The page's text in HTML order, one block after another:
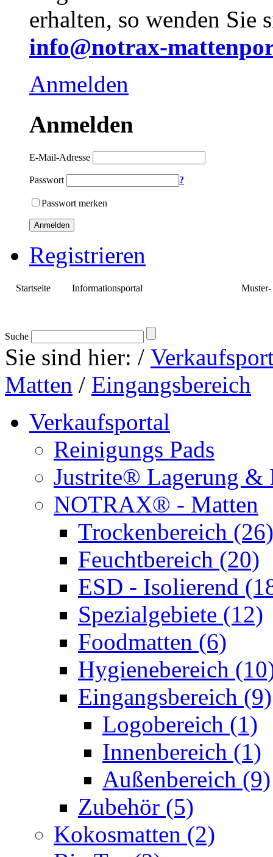
erhalten, so wenden
info@notrax-
Anmelden
Anmelden
E-Mail-Adresse
Passwort ?
Passwort merken
Anmelden
Registrieren
Startseite Informationsportal Muster-
Suche
Sie sind hier: /
Matten / Eingangsbereich
Verkaufsportal
Reinigungs Pads
Justrite® Lagerung &
NOTRAX® - Matten
Trockenbereich (26)
Feuchtbereich (20)
ESD - Isolierend
Spezialgebiete (12)
Foodmatten (6)
Hygienebereich
Eingangsbereich (9)
Logobereich (1)
Innenbereich (1)
Außenbereich (9)
Zubehör (5)
Kokosmatten (2)